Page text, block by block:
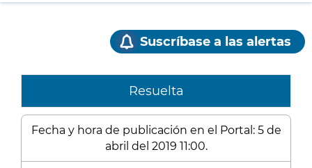
Suscríbase a las alertas
Resuelta
Fecha y hora de publicación en el Portal: 5 de
abril del 2019 11:00.